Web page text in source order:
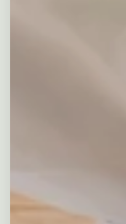
Estetyka i